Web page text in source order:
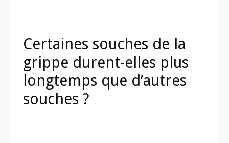
Certaines souches de la
grippe durent-elles plus
longtemps que d’autres
souches ?